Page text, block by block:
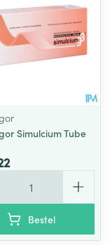
Simulcium Tube
Bestel